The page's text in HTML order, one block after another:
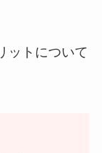
ットについて